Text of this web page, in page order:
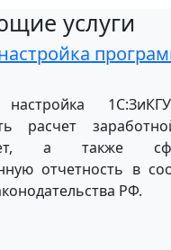
услуги
расчет
а также
отчетность в
РФ.